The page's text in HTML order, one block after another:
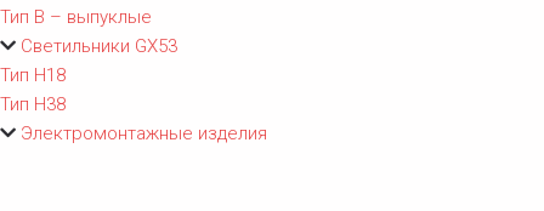
Тип B – выпуклые
Светильники GX53
Тип Н18
Тип Н38
Электромонтажные изделия